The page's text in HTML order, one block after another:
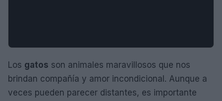
Los gatos son animales maravillosos que nos
brindan compañía y amor incondicional. Aunque a
veces pueden parecer distantes, es importante